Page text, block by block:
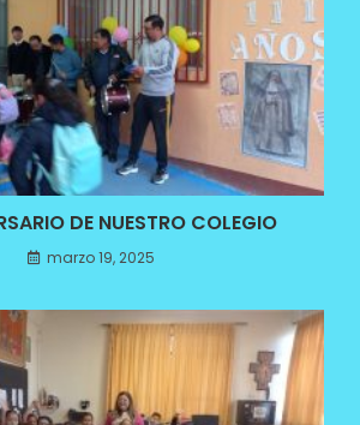
DE NUESTRO COLEGIO
marzo 19, 2025